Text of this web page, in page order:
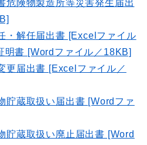
危険物製造所等災害発生届出
・解任届出書 [Excelファイル
明書 [Wordファイル／18KB]
更届出書 [Excelファイル／
貯蔵取扱い届出書 [Wordファ
貯蔵取扱い廃止届出書 [Word